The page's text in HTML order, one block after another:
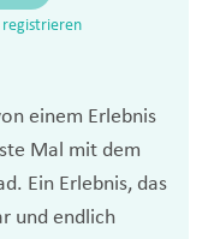
registrieren
einem Erlebnis
Mal mit dem
Ein Erlebnis, das
und endlich